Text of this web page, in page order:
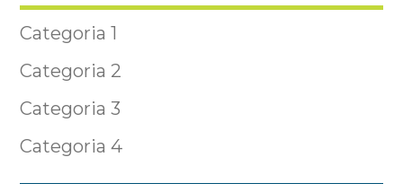
Categoria 1
Categoria 2
Categoria 3
Categoria 4